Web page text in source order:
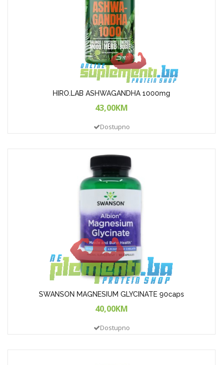
HIRO.LAB ASHWAGANDHA 1000mg
43,00KM
Dostupno
SWANSON MAGNESIUM GLYCINATE 90caps
40,00KM
Dostupno